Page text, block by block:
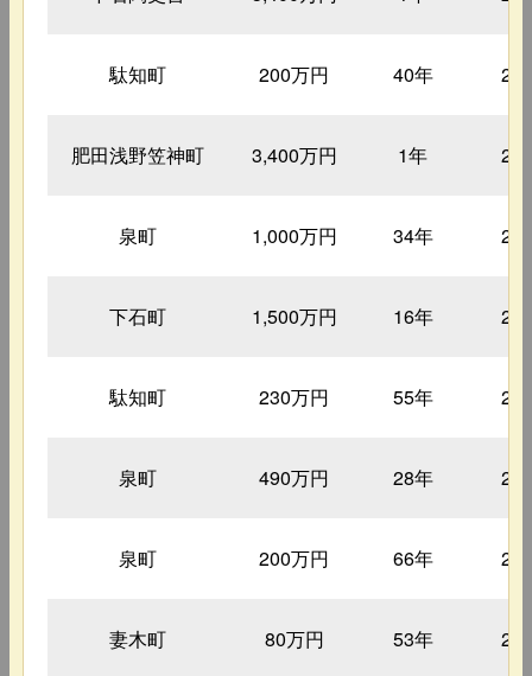
駄知町 200万円 40年
肥田浅野笠神町 3,400万円 1年
泉町 1,000万円 34年
下石町 1,500万円 16年
駄知町 230万円 55年
泉町 490万円 28年
泉町 200万円 66年
妻木町 80万円 53年